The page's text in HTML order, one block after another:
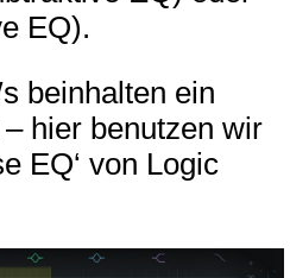
EQ).
beinhalten ein
hier benutzen wir
EQ‘ von Logic